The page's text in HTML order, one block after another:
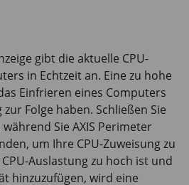
gibt die aktuelle CPU-
in Echtzeit an. Eine zu hohe
Einfrieren eines Computers
Folge haben. Schließen Sie
Sie AXIS Perimeter
um Ihre CPU-Zuweisung zu
Auslastung zu hoch ist und
hinzuzufügen, wird eine